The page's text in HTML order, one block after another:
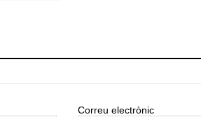
Correu electrònic